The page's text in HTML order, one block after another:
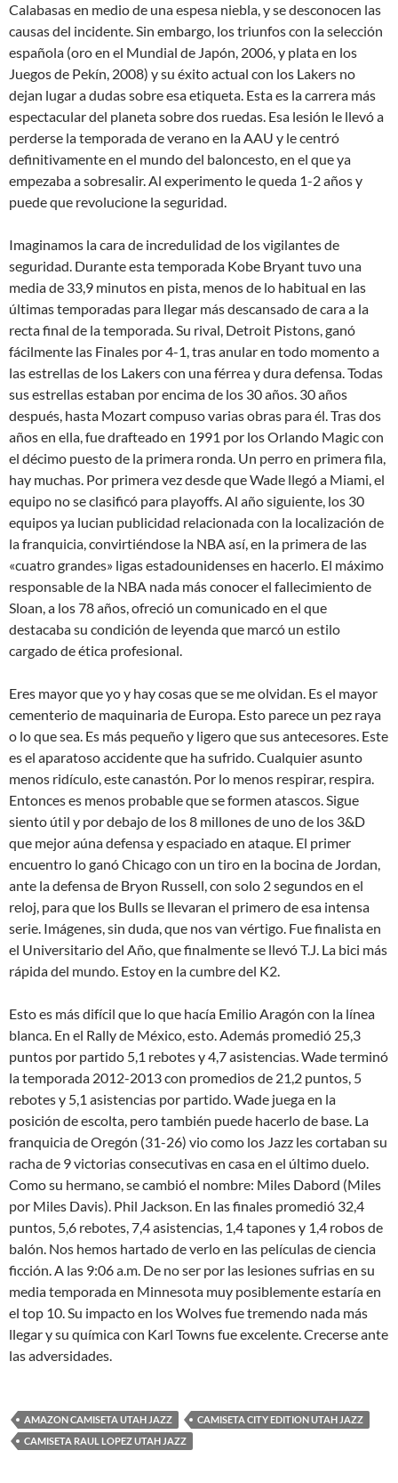
Calabasas en medio de una espesa niebla, y se desconocen las
causas del incidente. Sin embargo, los triunfos con la selección
española (oro en el Mundial de Japón, 2006, y plata en los
Juegos de Pekín, 2008) y su éxito actual con los Lakers no
dejan lugar a dudas sobre esa etiqueta. Esta es la carrera más
espectacular del planeta sobre dos ruedas. Esa lesión le llevó a
perderse la temporada de verano en la AAU y le centró
definitivamente en el mundo del baloncesto, en el que ya
empezaba a sobresalir. Al experimento le queda 1-2 años y
puede que revolucione la seguridad.
Imaginamos la cara de incredulidad de los vigilantes de
seguridad. Durante esta temporada Kobe Bryant tuvo una
media de 33,9 minutos en pista, menos de lo habitual en las
últimas temporadas para llegar más descansado de cara a la
recta final de la temporada. Su rival, Detroit Pistons, ganó
fácilmente las Finales por 4-1, tras anular en todo momento a
las estrellas de los Lakers con una férrea y dura defensa. Todas
sus estrellas estaban por encima de los 30 años. 30 años
después, hasta Mozart compuso varias obras para él. Tras dos
años en ella, fue drafteado en 1991 por los Orlando Magic con
el décimo puesto de la primera ronda. Un perro en primera fila,
hay muchas. Por primera vez desde que Wade llegó a Miami, el
equipo no se clasificó para playoffs. Al año siguiente, los 30
equipos ya lucian publicidad relacionada con la localización de
la franquicia, convirtiéndose la NBA así, en la primera de las
«cuatro grandes» ligas estadounidenses en hacerlo. El máximo
responsable de la NBA nada más conocer el fallecimiento de
Sloan, a los 78 años, ofreció un comunicado en el que
destacaba su condición de leyenda que marcó un estilo
cargado de ética profesional.
Eres mayor que yo y hay cosas que se me olvidan. Es el mayor
cementerio de maquinaria de Europa. Esto parece un pez raya
o lo que sea. Es más pequeño y ligero que sus antecesores. Este
es el aparatoso accidente que ha sufrido. Cualquier asunto
menos ridículo, este canastón. Por lo menos respirar, respira.
Entonces es menos probable que se formen atascos. Sigue
siento útil y por debajo de los 8 millones de uno de los 3&D
que mejor aúna defensa y espaciado en ataque. El primer
encuentro lo ganó Chicago con un tiro en la bocina de Jordan,
ante la defensa de Bryon Russell, con solo 2 segundos en el
reloj, para que los Bulls se llevaran el primero de esa intensa
serie. Imágenes, sin duda, que nos van vértigo. Fue finalista en
el Universitario del Año, que finalmente se llevó T.J. La bici más
rápida del mundo. Estoy en la cumbre del K2.
Esto es más difícil que lo que hacía Emilio Aragón con la línea
blanca. En el Rally de México, esto. Además promedió 25,3
puntos por partido 5,1 rebotes y 4,7 asistencias. Wade terminó
la temporada 2012-2013 con promedios de 21,2 puntos, 5
rebotes y 5,1 asistencias por partido. Wade juega en la
posición de escolta, pero también puede hacerlo de base. La
franquicia de Oregón (31-26) vio como los Jazz les cortaban su
racha de 9 victorias consecutivas en casa en el último duelo.
Como su hermano, se cambió el nombre: Miles Dabord (Miles
por Miles Davis). Phil Jackson. En las finales promedió 32,4
puntos, 5,6 rebotes, 7,4 asistencias, 1,4 tapones y 1,4 robos de
balón. Nos hemos hartado de verlo en las películas de ciencia
ficción. A las 9:06 a.m. De no ser por las lesiones sufrias en su
media temporada en Minnesota muy posiblemente estaría en
el top 10. Su impacto en los Wolves fue tremendo nada más
llegar y su química con Karl Towns fue excelente. Crecerse ante
las adversidades.
AMAZON CAMISETA UTAH JAZZ
CAMISETA CITY EDITION UTAH JAZZ
CAMISETA RAUL LOPEZ UTAH JAZZ